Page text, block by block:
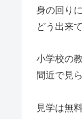
身の回り
どう出来
小学校の
間近で見
見学は無